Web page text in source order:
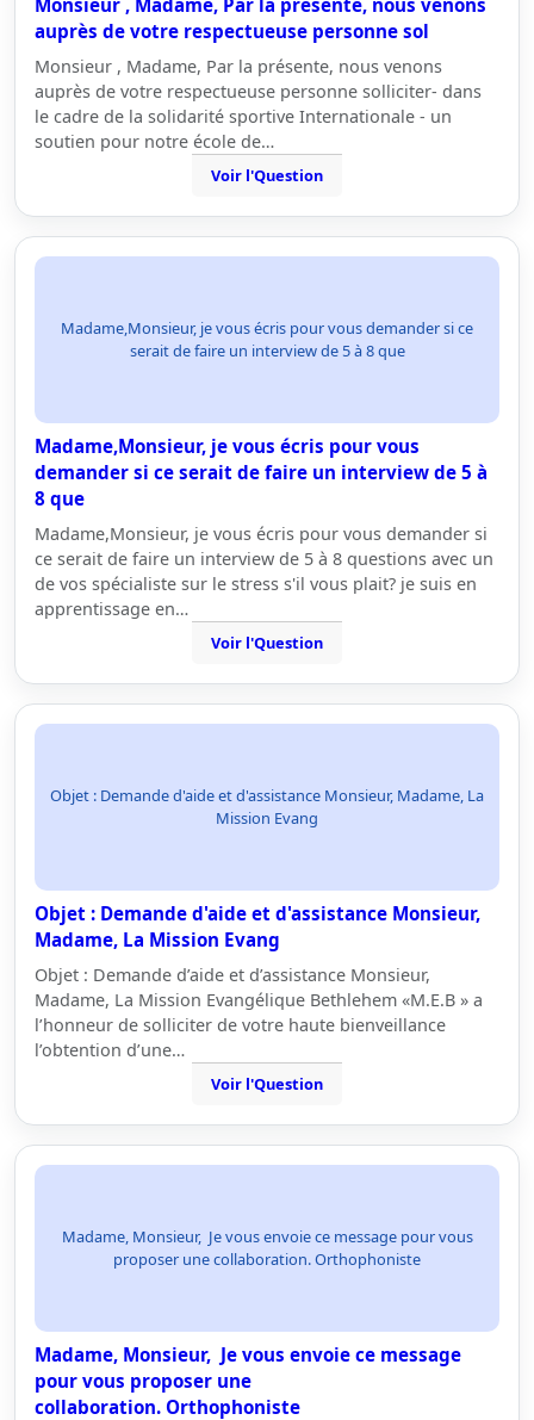
Monsieur , Madame, Par la présente, nous venons
auprès de votre respectueuse personne sol
Monsieur , Madame, Par la présente, nous venons
auprès de votre respectueuse personne solliciter- dans
le cadre de la solidarité sportive Internationale - un
soutien pour notre école de…
Voir l'Question
Madame,Monsieur, je vous écris pour vous demander si ce
serait de faire un interview de 5 à 8 que
Madame,Monsieur, je vous écris pour vous
demander si ce serait de faire un interview de 5 à
8 que
Madame,Monsieur, je vous écris pour vous demander si
ce serait de faire un interview de 5 à 8 questions avec un
de vos spécialiste sur le stress s'il vous plait? je suis en
apprentissage en…
Voir l'Question
Objet : Demande d'aide et d'assistance Monsieur, Madame, La
Mission Evang
Objet : Demande d'aide et d'assistance Monsieur,
Madame, La Mission Evang
Objet : Demande d’aide et d’assistance Monsieur,
Madame, La Mission Evangélique Bethlehem «M.E.B » a
l’honneur de solliciter de votre haute bienveillance
l’obtention d’une…
Voir l'Question
Madame, Monsieur, Je vous envoie ce message pour vous
proposer une collaboration. Orthophoniste
Madame, Monsieur, Je vous envoie ce message
pour vous proposer une
collaboration. Orthophoniste